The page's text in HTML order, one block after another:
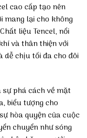
cao cấp tạo nên
mang lại cho không
liệu Tencel, nổi
và thân thiện với
dễ chịu tối đa cho đôi
phá cách về mặt
biểu tượng cho
hòa quyện của cuộc
chuyển như sóng